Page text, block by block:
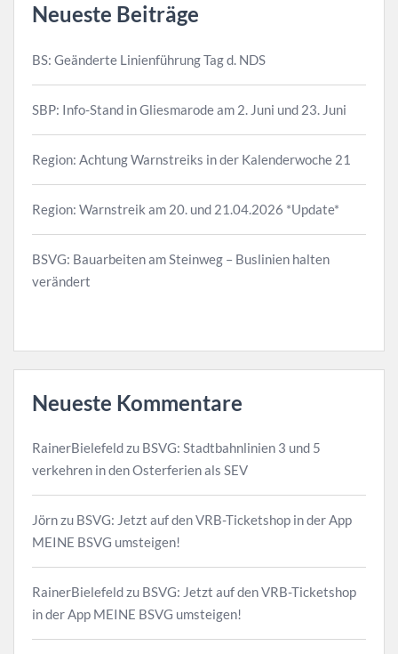
Neueste Beiträge
BS: Geänderte Linienführung Tag d. NDS
SBP: Info-Stand in Gliesmarode am 2. Juni und 23. Juni
Region: Achtung Warnstreiks in der Kalenderwoche 21
Region: Warnstreik am 20. und 21.04.2026 *Update*
BSVG: Bauarbeiten am Steinweg – Buslinien halten
verändert
Neueste Kommentare
RainerBielefeldzu BSVG: Stadtbahnlinien 3 und 5
verkehren in den Osterferien als SEV
Jörnzu BSVG: Jetzt auf den VRB-Ticketshop in der App
MEINE BSVG umsteigen!
RainerBielefeldzu BSVG: Jetzt auf den VRB-Ticketshop
in der App MEINE BSVG umsteigen!